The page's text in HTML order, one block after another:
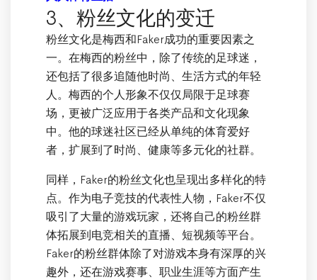
3、粉丝文化的变迁
粉丝文化是梅西和Faker成功的重要因素之
一。在梅西的粉丝中，除了传统的足球迷，
还包括了很多追随他时尚、生活方式的年轻
人。梅西的个人形象不仅仅局限于足球赛
场，更被广泛应用于各类产品和文化现象
中。他的球迷社区已经从单纯的体育爱好
者，扩展到了时尚、健康等多元化的社群。
同样，Faker的粉丝文化也呈现出多样化的特
点。作为电子竞技的代表性人物，Faker不仅
吸引了大量的游戏玩家，还将自己的粉丝群
体拓展到电竞相关的直播、短视频等平台。
Faker的粉丝群体除了对游戏本身有深厚的兴
趣外，还在游戏赛事、职业生涯等方面产生